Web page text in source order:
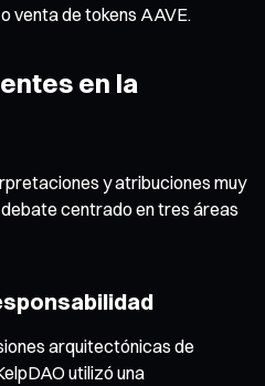
venta de tokens AAVE.
en la
y atribuciones muy
centrado en tres áreas
arquitectónicas de
utilizó una